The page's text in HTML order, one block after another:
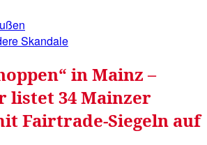
Skandale
in Mainz –
34 Mainzer
Fairtrade-Siegeln auf